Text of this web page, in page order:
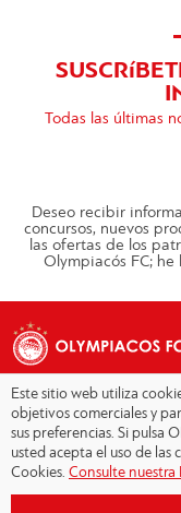
Todas las últimas
Deseo recibir
concursos, nuevos
las ofertas de los
Olympiacós FC;
Copyright © 2026 -
Condiciones de uso|
Este sitio web utiliza
objetivos comerciales y
sus preferencias. Si pulsa
usted acepta el uso de las
Cookies. Consulte nuestra